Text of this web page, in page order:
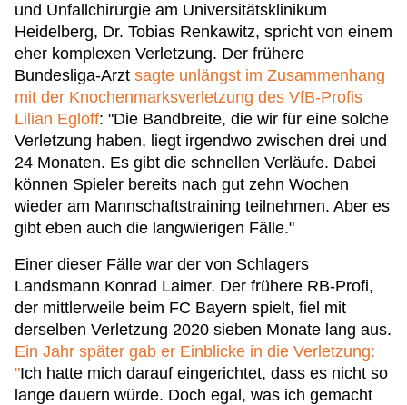
und Unfallchirurgie am Universitätsklinikum
Heidelberg, Dr. Tobias Renkawitz, spricht von einem
eher komplexen Verletzung. Der frühere
Bundesliga-Arzt sagte unlängst im Zusammenhang
mit der Knochenmarksverletzung des VfB-Profis
Lilian Egloff: "Die Bandbreite, die wir für eine solche
Verletzung haben, liegt irgendwo zwischen drei und
24 Monaten. Es gibt die schnellen Verläufe. Dabei
können Spieler bereits nach gut zehn Wochen
wieder am Mannschaftstraining teilnehmen. Aber es
gibt eben auch die langwierigen Fälle."
Einer dieser Fälle war der von Schlagers
Landsmann Konrad Laimer. Der frühere RB-Profi,
der mittlerweile beim FC Bayern spielt, fiel mit
derselben Verletzung 2020 sieben Monate lang aus.
Ein Jahr später gab er Einblicke in die Verletzung:
"Ich hatte mich darauf eingerichtet, dass es nicht so
lange dauern würde. Doch egal, was ich gemacht